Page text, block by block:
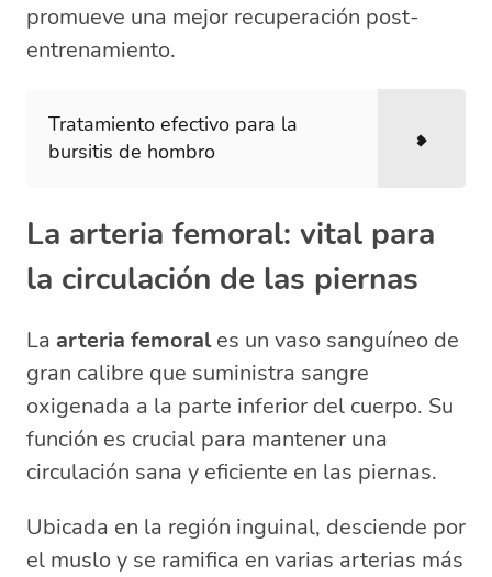
promueve una mejor recuperación post-
entrenamiento.
Tratamiento efectivo para la
bursitis de hombro
La arteria femoral: vital para
la circulación de las piernas
La arteria femorales un vaso sanguíneo de
gran calibre que suministra sangre
oxigenada a la parte inferior del cuerpo. Su
función es crucial para mantener una
circulación sana y eficiente en las piernas.
Ubicada en la región inguinal, desciende por
el muslo y se ramifica en varias arterias más